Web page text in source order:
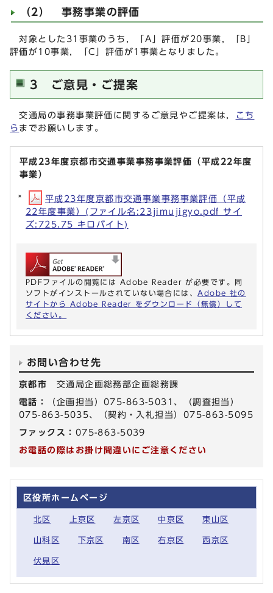
（2） 事務事業の評価
対象とした31事業のうち，「A」評価が20事業，「B」
評価が10事業，「C」評価が1事業となりました。
3 ご意見・ご提案
交通局の事務事業評価に関するご意見やご提案は，
こち
ら までお願いします。
平成23年度京都市交通事業事務事業評価（平成22年度
事業）
平成23年度京都市交通事業事務事業評価（平成
22年度事業）(ファイル名:23jimujigyo.pdf サイ
ズ:725.75 キロバイト)
PDFファイルの閲覧には Adobe Reader が必要です。同
ソフトがインストールされていない場合には、 Adobe 社の
サイトから Adobe Reader をダウンロード（無償）して
ください。
お問い合わせ先
京都市 交通局企画総務部企画総務課
電話：
（企画担当）075-863-5031、（調査担当）
075-863-5035、（契約・入札担当）075-863-5095
ファックス： 075-863-5039
お電話の際はお掛け間違いにご注意ください
区役所ホームページ
北区 上京区 左京区 中京区 東山区
山科区 下京区 南区 右京区 西京区
伏見区